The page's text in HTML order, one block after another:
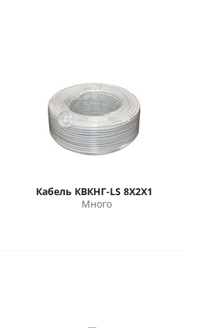
Кабель КВКНГ-LS 8Х2Х1
Много